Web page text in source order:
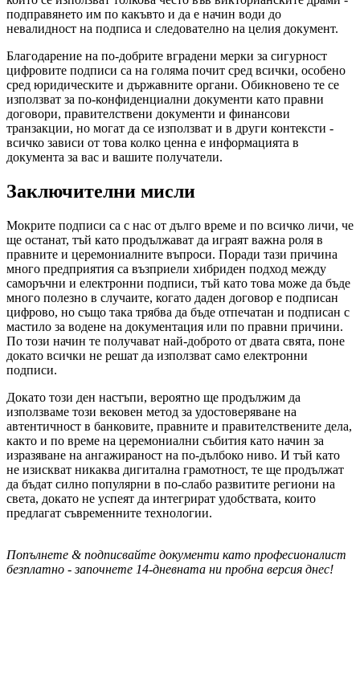
подправянето им по какъвто и да е начин води до
невалидност на подписа и следователно на целия документ.
Благодарение на по-добрите вградени мерки за сигурност
цифровите подписи са на голяма почит сред всички, особено
сред юридическите и държавните органи. Обикновено те се
използват за по-конфиденциални документи като правни
договори, правителствени документи и финансови
транзакции, но могат да се използват и в други контексти -
всичко зависи от това колко ценна е информацията в
документа за вас и вашите получатели.
Заключителни мисли
Мокрите подписи са с нас от дълго време и по всичко личи, че
ще останат, тъй като продължават да играят важна роля в
правните и церемониалните въпроси. Поради тази причина
много предприятия са възприели хибриден подход между
саморъчни и електронни подписи, тъй като това може да бъде
много полезно в случаите, когато даден договор е подписан
цифрово, но също така трябва да бъде отпечатан и подписан с
мастило за водене на документация или по правни причини.
По този начин те получават най-доброто от двата свята, поне
докато всички не решат да използват само електронни
подписи.
Докато този ден настъпи, вероятно ще продължим да
използваме този вековен метод за удостоверяване на
автентичност в банковите, правните и правителствените дела,
както и по време на церемониални събития като начин за
изразяване на ангажираност на по-дълбоко ниво. И тъй като
не изискват никаква дигитална грамотност, те ще продължат
да бъдат силно популярни в по-слабо развитите региони на
света, докато не успеят да интегрират удобствата, които
предлагат съвременните технологии.
Попълнете & подписвайте документи като професионалист
безплатно - започнете 14-дневната ни пробна версия днес!